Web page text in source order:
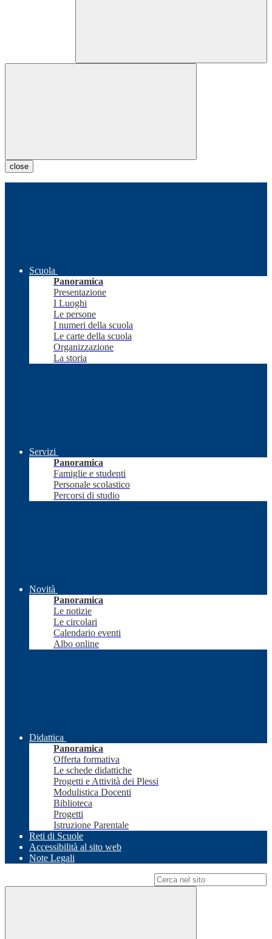
close
Scuola
Panoramica
Presentazione
I Luoghi
Le persone
I numeri della scuola
Le carte della scuola
Organizzazione
La storia
Servizi
Panoramica
Famiglie e studenti
Personale scolastico
Percorsi di studio
Novità
Panoramica
Le notizie
Le circolari
Calendario eventi
Albo online
Didattica
Panoramica
Offerta formativa
Le schede didattiche
Progetti e Attività dei Plessi
Modulistica Docenti
Biblioteca
Progetti
Istruzione Parentale
Reti di Scuole
Accessibilità al sito web
Note Legali